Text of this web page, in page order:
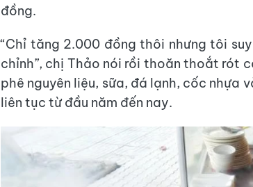
đồng.
“Chỉ tăng 2.000 đồng thôi nhưng tôi
chỉnh”, chị Thảo nói rồi thoăn thoắt rót
phê nguyên liệu, sữa, đá lạnh, cốc nhựa
liên tục từ đầu năm đến nay.